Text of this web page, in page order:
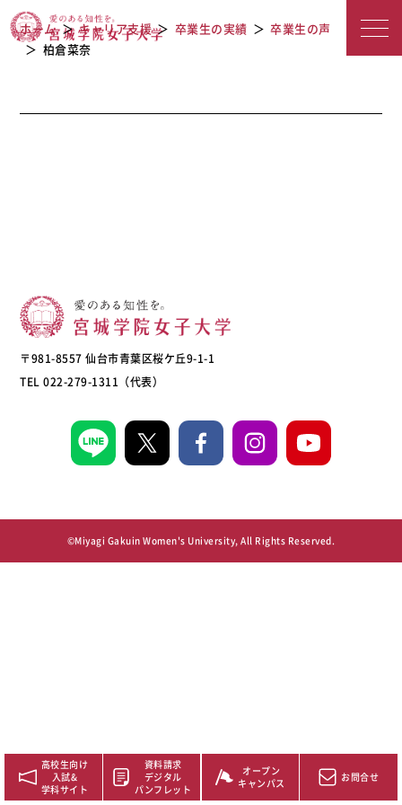
ホーム キャリア支援 卒業生の実績
卒業生の声
柏倉菜奈
〒981-8557 仙台市青葉区桜ケ丘9-1-1
TEL 022-279-1311（代表）
©Miyagi Gakuin Women's University, All Rights Reserved.
高校生向け
入試&
学科サイト
資料請求
デジタル
パンフレット
オープン
キャンパス
お問合せ